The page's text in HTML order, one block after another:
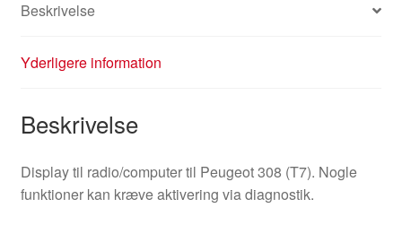
Beskrivelse
Yderligere information
Beskrivelse
Display til radio/computer til Peugeot 308 (T7). Nogle
funktioner kan kræve aktivering via diagnostik.